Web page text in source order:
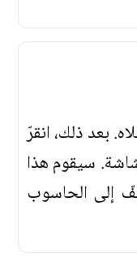
بعد ذلك، انقرّ
سيقوم هذا
إلى الحاسوب